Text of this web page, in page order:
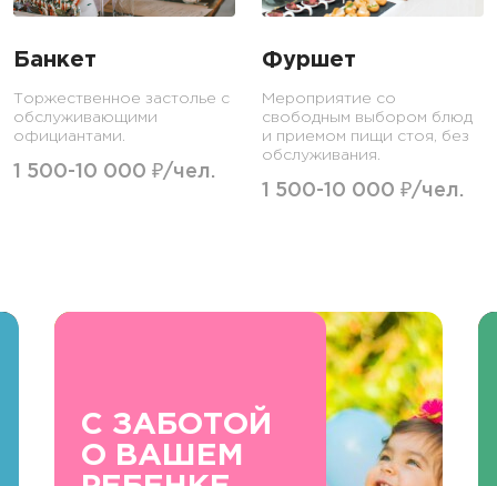
Банкет
Торжественное застолье с
обслуживающими
официантами.
1 500-10 000 ₽/чел.
Фуршет
Мероприятие со
свободным выбором блюд
и приемом пищи стоя, без
обслуживания.
1 500-10 000 ₽/чел.
С ЗАБОТОЙ
О ВАШЕМ